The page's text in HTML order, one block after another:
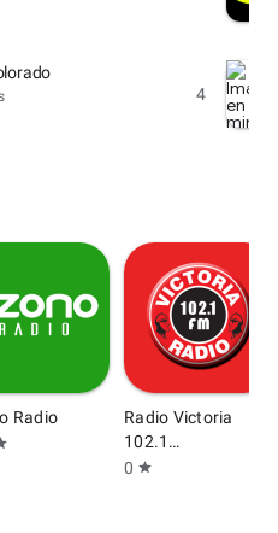
4
Radio
Radio Victoria
102.1
Chachapoyas
0 star